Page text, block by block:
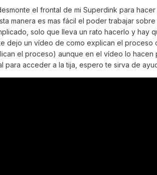
el frontal de mi Superdink para
manera es mas fácil el poder trabajar
solo que lleva un rato hacerlo y hay
dejo un vídeo de como explican el proceso
el proceso) aunque en el vídeo lo hacen
para acceder a la tija, espero te sirva de